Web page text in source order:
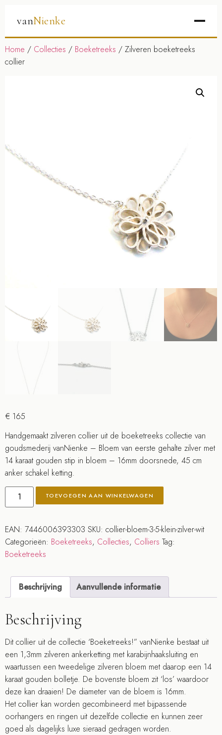
vanNienke
Home / Collecties / Boeketreeks / Zilveren boeketreeks
collier
€ 165
Handgemaakt zilveren collier uit de boeketreeks collectie van
goudsmederij vanNienke – Bloem van eerste gehalte zilver met
14 karaat gouden stip in bloem – 16mm doorsnede, 45 cm
anker schakel ketting.
TOEVOEGEN AAN WINKELWAGEN
EAN: 7446006393303 SKU: collier-bloem-3-5-klein-zilver-wit
Categorieën: Boeketreeks, Collecties, Colliers Tag:
Boeketreeks
Beschrijving Aanvullende informatie
Beschrijving
Dit collier uit de collectie ‘Boeketreeks!” vanNienke bestaat uit
een 1,3mm zilveren ankerketting met karabijnhaaksluiting en
waartussen een tweedelige zilveren bloem met daarop een 14
karaat gouden bolletje. De bovenste bloem zit ‘los’ waardoor
deze kan draaien! De diameter van de bloem is 16mm.
Het collier kan worden gecombineerd met bijpassende
oorhangers en ringen uit dezelfde collectie en kunnen zeer
goed als dagelijks luxe sieraad gedragen worden.